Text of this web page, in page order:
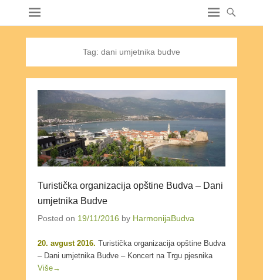
Tag: dani umjetnika budve
Turistička organizacija opštine Budva – Dani
umjetnika Budve
Posted on 19/11/2016 by HarmonijaBudva
20. avgust 2016. Turistička organizacija opštine Budva
– Dani umjetnika Budve – Koncert na Trgu pjesnika
Više→